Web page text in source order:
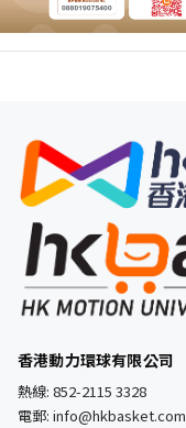
香港動力環球有限公司
熱線: 852-2115 3328
電郵: info@hkbasket.com